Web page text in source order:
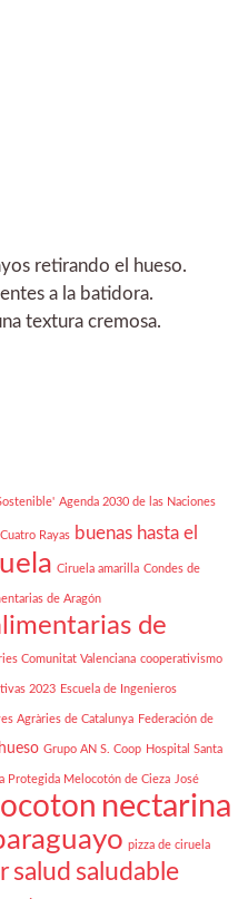
retirando el hueso.
a la batidora.
textura cremosa.
Agenda 2030 de las Naciones
Rayas buenas hasta el
Ciruela amarilla Condes de
de Aragón
de
Comunitat Valenciana cooperativismo
2023 Escuela de Ingenieros
Agràries de Catalunya Federación de
Grupo AN S. Coop Hospital Santa
Protegida Melocotón de Cieza José
nectarina
pizza de ciruela
salud saludable